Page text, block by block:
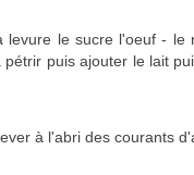
le sucre l'oeuf - le
puis ajouter le lait
à l'abri des courants